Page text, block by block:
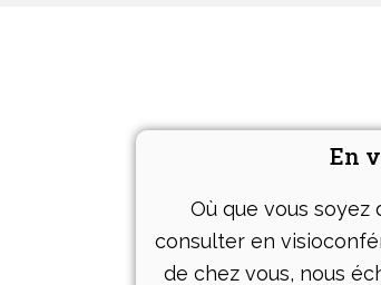
En
Où que vous soyez
consulter en
de chez vous, nous